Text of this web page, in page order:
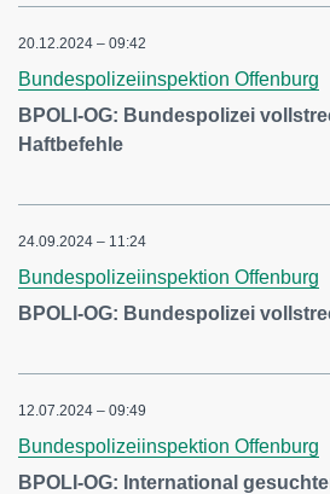
20.12.2024 – 09:42
Bundespolizeiinspektion Offenburg
BPOLI-OG: Bundespolizei
Haftbefehle
24.09.2024 – 11:24
Bundespolizeiinspektion Offenburg
BPOLI-OG: Bundespolizei
12.07.2024 – 09:49
Bundespolizeiinspektion Offenburg
BPOLI-OG: International